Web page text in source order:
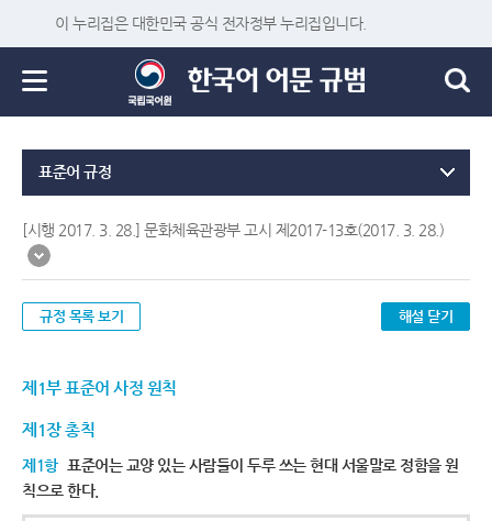
이 누리집은 대한민국 공식 전자정부 누리집입니다.
표준어 규정
[시행 2017. 3. 28.] 문화체육관광부 고시 제2017-13호(2017. 3. 28.)
규정 목록 보기 해설 닫기
제1부 표준어 사정 원칙
제1장 총칙
제1항 표준어는 교양 있는 사람들이 두루 쓰는 현대 서울말로 정함을 원
칙으로 한다.